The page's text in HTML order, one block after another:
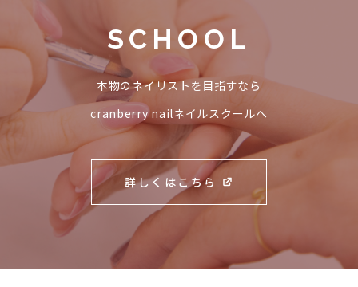
SCHOOL
本物のネイリストを目指すなら
cranberry nailネイルスクールへ
詳しくはこちら